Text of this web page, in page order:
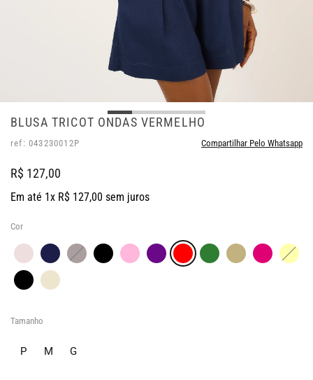
BLUSA TRICOT ONDAS VERMELHO
ref: 043230012P Compartilhar Pelo Whatsapp
R$ 127,00
Em até 1x R$ 127,00 sem juros
Cor
Tamanho
P M G